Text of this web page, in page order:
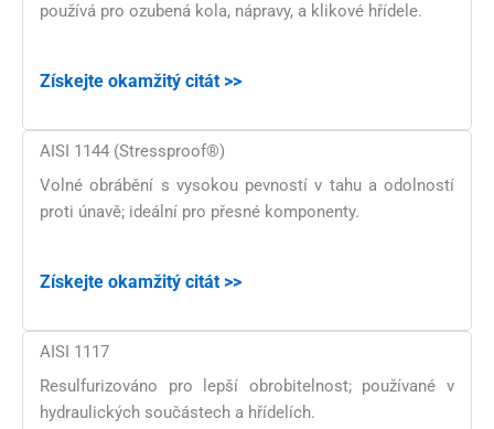
používá pro ozubená kola, nápravy, a klikové hřídele.
Získejte okamžitý citát >>
AISI 1144 (Stressproof®)
Volné obrábění s vysokou pevností v tahu a odolností
proti únavě; ideální pro přesné komponenty.
Získejte okamžitý citát >>
AISI 1117
Resulfurizováno pro lepší obrobitelnost; používané v
hydraulických součástech a hřídelích.